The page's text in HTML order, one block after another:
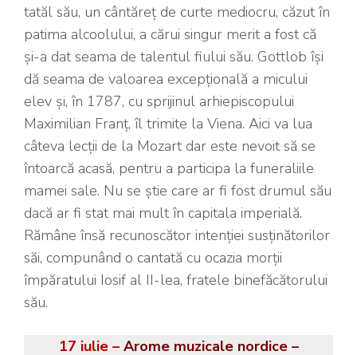
tatăl său, un cântăreț de curte mediocru, căzut în
patima alcoolului, a cărui singur merit a fost că
și-a dat seama de talentul fiului său. Gottlob își
dă seama de valoarea excepțională a micului
elev și, în 1787, cu sprijinul arhiepiscopului
Maximilian Franț, îl trimite la Viena. Aici va lua
câteva lecții de la Mozart dar este nevoit să se
întoarcă acasă, pentru a participa la funeraliile
mamei sale. Nu se știe care ar fi fost drumul său
dacă ar fi stat mai mult în capitala imperială.
Rămâne însă recunoscător intenției susținătorilor
săi, compunând o cantată cu ocazia morții
împăratului Iosif al II-lea, fratele binefăcătorului
său.
17 iulie – Arome muzicale nordice –